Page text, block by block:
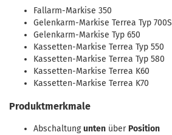
Fallarm-Markise 350
Gelenkarm-Markise Terrea Typ 700S
Gelenkarm-Markise Typ 650
Kassetten-Markise Terrea Typ 550
Kassetten-Markise Terrea Typ 580
Kassetten-Markise Terrea K60
Kassetten-Markise Terrea K70
Produktmerkmale
Abschaltungunten über Position